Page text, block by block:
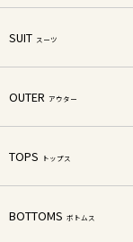
SUIT スーツ
OUTER アウター
TOPS トップス
BOTTOMS ボトムス